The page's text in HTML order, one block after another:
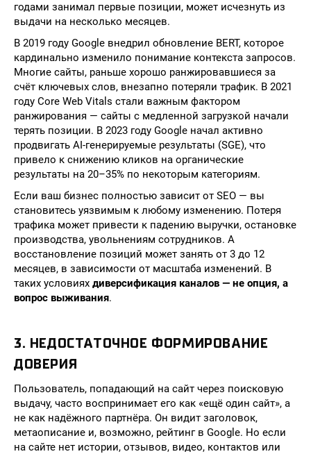
годами занимал первые позиции, может исчезнуть из
выдачи на несколько месяцев.
В 2019 году Google внедрил обновление BERT, которое
кардинально изменило понимание контекста запросов.
Многие сайты, раньше хорошо ранжировавшиеся за
счёт ключевых слов, внезапно потеряли трафик. В 2021
году Core Web Vitals стали важным фактором
ранжирования — сайты с медленной загрузкой начали
терять позиции. В 2023 году Google начал активно
продвигать AI-генерируемые результаты (SGE), что
привело к снижению кликов на органические
результаты на 20–35% по некоторым категориям.
Если ваш бизнес полностью зависит от SEO — вы
становитесь уязвимым к любому изменению. Потеря
трафика может привести к падению выручки, остановке
производства, увольнениям сотрудников. А
восстановление позиций может занять от 3 до 12
месяцев, в зависимости от масштаба изменений. В
таких условиях диверсификация каналов — не опция, а
вопрос выживания.
3. НЕДОСТАТОЧНОЕ ФОРМИРОВАНИЕ
ДОВЕРИЯ
Пользователь, попадающий на сайт через поисковую
выдачу, часто воспринимает его как «ещё один сайт», а
не как надёжного партнёра. Он видит заголовок,
метаописание и, возможно, рейтинг в Google. Но если
на сайте нет истории, отзывов, видео, контактов или